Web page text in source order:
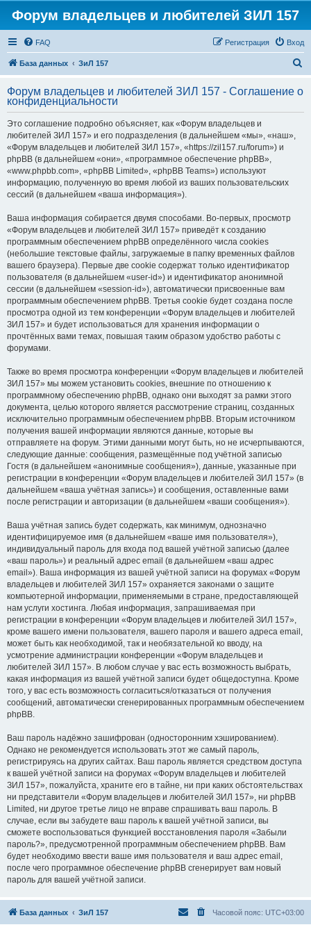
Форум владельцев и любителей ЗИЛ 157
FAQ Вход
Регистрация
База данных ЗиЛ 157
с
Форум владельцев и любителей ЗИЛ 157 - Соглашение о
конфиденциальности
Это соглашение подробно объясняет, как «Форум владельцев и
любителей ЗИЛ 157» и его подразделения (в дальнейшем «мы», «наш»,
«Форум владельцев и любителей ЗИЛ 157», «https://zil157.ru/forum») и
phpBB (в дальнейшем «они», «программное обеспечение phpBB»,
«www.phpbb.com», «phpBB Limited», «phpBB Teams») используют
информацию, полученную во время любой из ваших пользовательских
сессий (в дальнейшем «ваша информация»).
Ваша информация собирается двумя способами. Во-первых, просмотр
«Форум владельцев и любителей ЗИЛ 157» приведёт к созданию
программным обеспечением phpBB определённого числа cookies
(небольшие текстовые файлы, загружаемые в папку временных файлов
вашего браузера). Первые две cookie содержат только идентификатор
пользователя (в дальнейшем «user-id») и идентификатор анонимной
сессии (в дальнейшем «session-id»), автоматически присвоенные вам
программным обеспечением phpBB. Третья cookie будет создана после
просмотра одной из тем конференции «Форум владельцев и любителей
ЗИЛ 157» и будет использоваться для хранения информации о
прочтённых вами темах, повышая таким образом удобство работы с
форумами.
Также во время просмотра конференции «Форум владельцев и любителей
ЗИЛ 157» мы можем установить cookies, внешние по отношению к
программному обеспечению phpBB, однако они выходят за рамки этого
документа, целью которого является рассмотрение страниц, созданных
исключительно программным обеспечением phpBB. Вторым источником
получения вашей информации являются данные, которые вы
отправляете на форум. Этими данными могут быть, но не исчерпываются,
следующие данные: сообщения, размещённые под учётной записью
Гостя (в дальнейшем «анонимные сообщения»), данные, указанные при
регистрации в конференции «Форум владельцев и любителей ЗИЛ 157» (в
дальнейшем «ваша учётная запись») и сообщения, оставленные вами
после регистрации и авторизации (в дальнейшем «ваши сообщения»).
Ваша учётная запись будет содержать, как минимум, однозначно
идентифицируемое имя (в дальнейшем «ваше имя пользователя»),
индивидуальный пароль для входа под вашей учётной записью (далее
«ваш пароль») и реальный адрес email (в дальнейшем «ваш адрес
email»). Ваша информация из вашей учётной записи на форумах «Форум
владельцев и любителей ЗИЛ 157» охраняется законами о защите
компьютерной информации, применяемыми в стране, предоставляющей
нам услуги хостинга. Любая информация, запрашиваемая при
регистрации в конференции «Форум владельцев и любителей ЗИЛ 157»,
кроме вашего имени пользователя, вашего пароля и вашего адреса email,
может быть как необходимой, так и необязательной ко вводу, на
усмотрение администрации конференции «Форум владельцев и
любителей ЗИЛ 157». В любом случае у вас есть возможность выбрать,
какая информация из вашей учётной записи будет общедоступна. Кроме
того, у вас есть возможность согласиться/отказаться от получения
сообщений, автоматически сгенерированных программным обеспечением
phpBB.
Ваш пароль надёжно зашифрован (односторонним хэшированием).
Однако не рекомендуется использовать этот же самый пароль,
регистрируясь на других сайтах. Ваш пароль является средством доступа
к вашей учётной записи на форумах «Форум владельцев и любителей
ЗИЛ 157», пожалуйста, храните его в тайне, ни при каких обстоятельствах
ни представители «Форум владельцев и любителей ЗИЛ 157», ни phpBB
Limited, ни другое третье лицо не вправе спрашивать ваш пароль. В
случае, если вы забудете ваш пароль к вашей учётной записи, вы
сможете воспользоваться функцией восстановления пароля «Забыли
пароль?», предусмотренной программным обеспечением phpBB. Вам
будет необходимо ввести ваше имя пользователя и ваш адрес email,
после чего программное обеспечение phpBB сгенерирует вам новый
пароль для вашей учётной записи.
База данных ЗиЛ 157 Часовой пояс: UTC+03:00